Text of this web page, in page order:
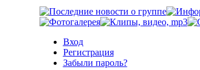
Вход
Регистрация
Забыли пароль?